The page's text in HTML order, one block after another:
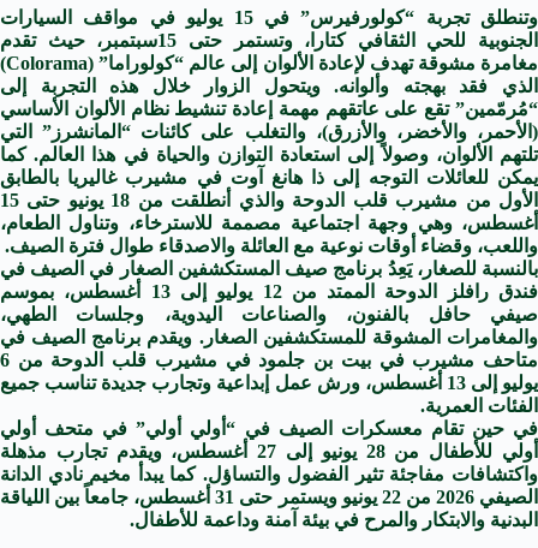
وتنطلق تجربة “كولورفيرس” في 15 يوليو في مواقف السيارات
الجنوبية للحي الثقافي كتارا، وتستمر حتى 15سبتمبر، حيث تقدم
مغامرة مشوقة تهدف لإعادة الألوان إلى عالم “كولوراما” (Colorama)
الذي فقد بهجته وألوانه. ويتحول الزوار خلال هذه التجربة إلى
“مُرمّمين” تقع على عاتقهم مهمة إعادة تنشيط نظام الألوان الأساسي
(الأحمر، والأخضر، والأزرق)، والتغلب على كائنات “المانشرز” التي
تلتهم الألوان، وصولاً إلى استعادة التوازن والحياة في هذا العالم. كما
يمكن للعائلات التوجه إلى ذا هانغ آوت في مشيرب غاليريا بالطابق
الأول من مشيرب قلب الدوحة والذي أنطلقت من 18 يونيو حتى 15
أغسطس، وهي وجهة اجتماعية مصممة للاسترخاء، وتناول الطعام،
واللعب، وقضاء أوقات نوعية مع العائلة والاصدقاء طوال فترة الصيف.
بالنسبة للصغار، يَعِدُ برنامج صيف المستكشفين الصغار في الصيف في
فندق رافلز الدوحة الممتد من 12 يوليو إلى 13 أغسطس، بموسم
صيفي حافل بالفنون، والصناعات اليدوية، وجلسات الطهي،
والمغامرات المشوقة للمستكشفين الصغار. ويقدم برنامج الصيف في
متاحف مشيرب في بيت بن جلمود في مشيرب قلب الدوحة من 6
يوليو إلى 13 أغسطس، ورش عمل إبداعية وتجارب جديدة تناسب جميع
الفئات العمرية.
في حين تقام معسكرات الصيف في “أولي أولي” في متحف أولي
أولي للأطفال من 28 يونيو إلى 27 أغسطس، ويقدم تجارب مذهلة
واكتشافات مفاجئة تثير الفضول والتساؤل. كما يبدأ مخيم نادي الدانة
الصيفي 2026 من 22 يونيو ويستمر حتى 31 أغسطس، جامعاً بين اللياقة
البدنية والابتكار والمرح في بيئة آمنة وداعمة للأطفال.